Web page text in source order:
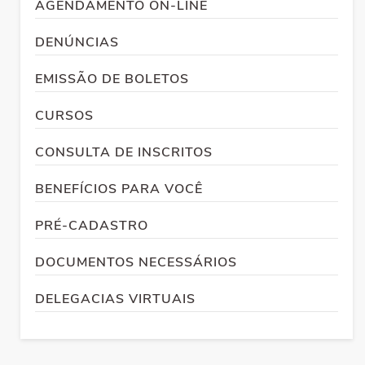
AGENDAMENTO ON-LINE
DENÚNCIAS
EMISSÃO DE BOLETOS
CURSOS
CONSULTA DE INSCRITOS
BENEFÍCIOS PARA VOCÊ
PRÉ-CADASTRO
DOCUMENTOS NECESSÁRIOS
DELEGACIAS VIRTUAIS